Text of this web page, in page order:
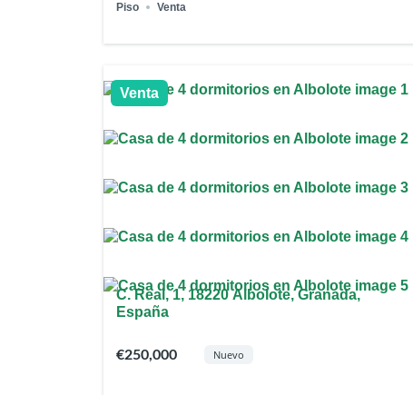
Piso Venta
Venta
C. Real, 1, 18220 Albolote, Granada,
España
€250,000 Nuevo